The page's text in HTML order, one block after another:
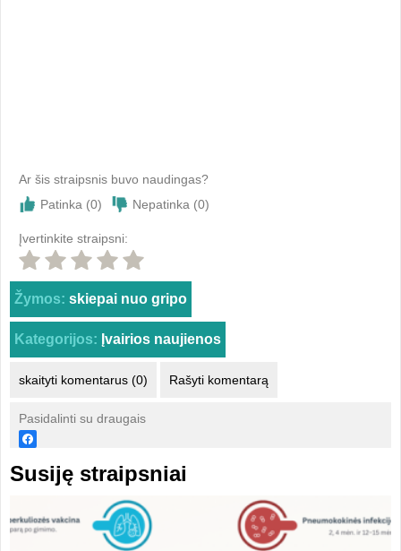
Ar šis straipsnis buvo naudingas?
Patinka (0) Nepatinka (0)
Įvertinkite straipsni:
Žymos: skiepai nuo gripo
Kategorijos: Įvairios naujienos
skaityti komentarus (0) Rašyti komentarą
Pasidalinti su draugais
Susiję straipsniai